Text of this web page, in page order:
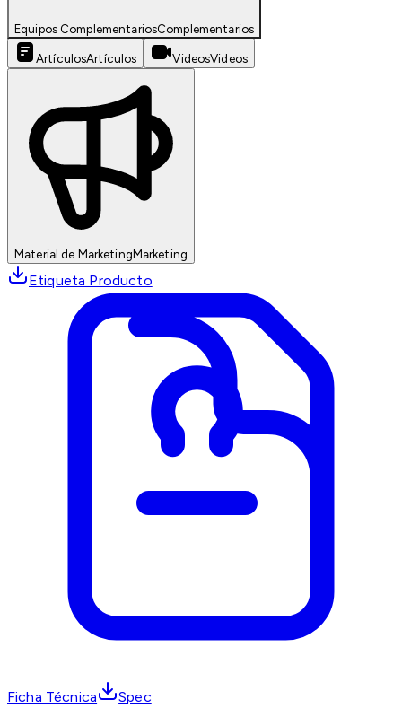
Equipos ComplementariosComplementarios
ArtículosArtículos VideosVideos
Material de MarketingMarketing
Etiqueta Producto
Ficha Técnica Spec